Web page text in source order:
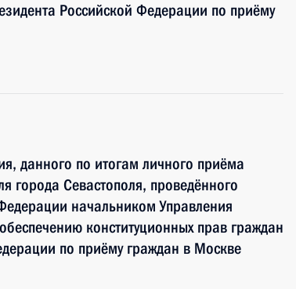
Российской Федерации по приёму
данного по итогам личного приёма
города Севастополя, проведённого
начальником Управления
конституционных прав граждан
по приёму граждан в Москве